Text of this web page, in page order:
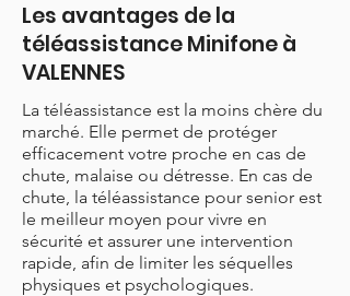
Les avantages de la
téléassistance Minifone à
VALENNES
La téléassistance est la moins chère du
marché. Elle permet de protéger
efficacement votre proche en cas de
chute, malaise ou détresse. En cas de
chute, la téléassistance pour senior est
le meilleur moyen pour vivre en
sécurité et assurer une intervention
rapide, afin de limiter les séquelles
physiques et psychologiques.